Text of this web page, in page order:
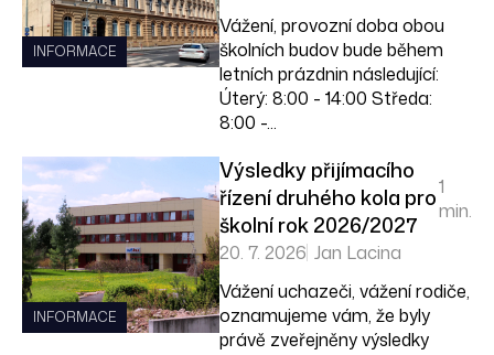
INFORMACE
Vážení, provozní doba obou
školních budov bude během
letních prázdnin následující:
Úterý: 8:00 - 14:00 Středa:
8:00 -...
INFORMACE
Výsledky přijímacího
řízení druhého kola pro
školní rok 2026/2027
1
min.
20. 7. 2026 Jan Lacina
Vážení uchazeči, vážení rodiče,
oznamujeme vám, že byly
právě zveřejněny výsledky